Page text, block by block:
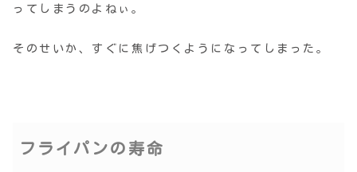
ってしまうのよねぃ。
そのせいか、すぐに焦げつくようになってしまった。
フライパンの寿命